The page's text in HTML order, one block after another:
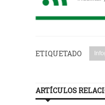
ETIQUETADO
ARTÍCULOS